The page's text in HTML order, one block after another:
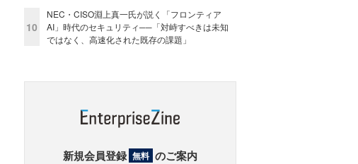
10
NEC・CISO淵上真一氏が説く「フロンティア
AI」時代のセキュリティ──「対峙すべきは未知
ではなく、高速化された既存の課題」
新規会員登録 無料 のご案内